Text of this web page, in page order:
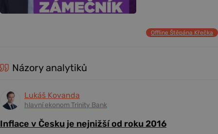
Offline Štěpána Křečka
Názory analytiků
Lukáš Kovanda
hlavní ekonom Trinity Bank
Inflace v Česku je nejnižší od roku 2016